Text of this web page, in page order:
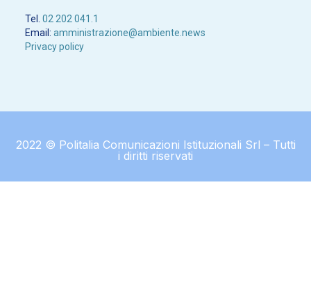
Tel. 02 202 041.1
Email: amministrazione@ambiente.news
Privacy policy
2022 © Politalia Comunicazioni Istituzionali Srl – Tutti
i diritti riservati